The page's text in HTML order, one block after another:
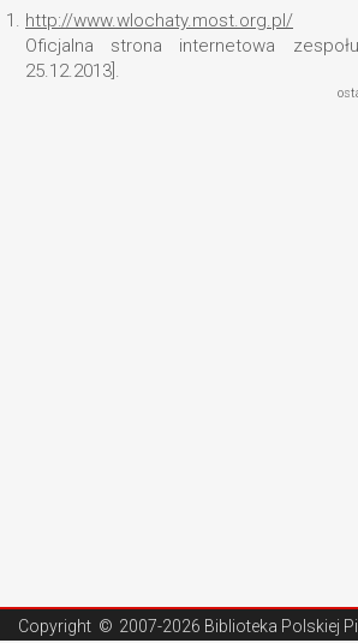
1. http://www.wlochaty.most.org.pl/
Oficjalna strona internetowa
25.12.2013].
Copyright © 2007-2026 Biblioteka Polskiej